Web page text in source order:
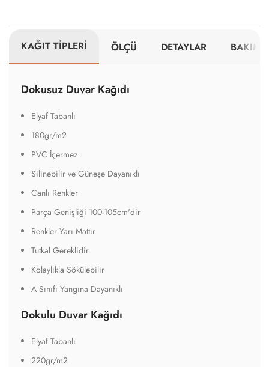
KAĞIT TİPLERİ ÖLÇÜ DETAYLAR BAKIM
Dokusuz Duvar Kağıdı
Elyaf Tabanlı
180gr/m2
PVC İçermez
Silinebilir ve Güneşe Dayanıklı
Canlı Renkler
Parça Genişliği 100-105cm'dir
Renkler Yarı Mattır
Tutkal Gereklidir
Kolaylıkla Sökülebilir
A Sınıfı Yangına Dayanıklı
Dokulu Duvar Kağıdı
Elyaf Tabanlı
220gr/m2